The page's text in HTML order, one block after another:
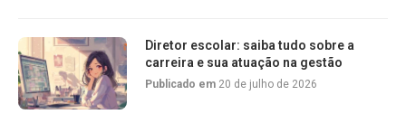
Diretor escolar: saiba tudo sobre a
carreira e sua atuação na gestão
Publicado em 20 de julho de 2026